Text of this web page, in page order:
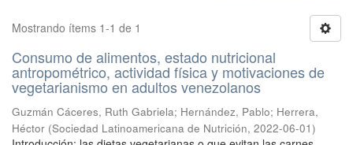
Mostrando ítems 1-1 de 1
Consumo de alimentos, estado nutricional
antropométrico, actividad física y motivaciones de
vegetarianismo en adultos venezolanos
Guzmán Cáceres, Ruth Gabriela; Hernández, Pablo; Herrera,
Héctor (Sociedad Latinoamericana de Nutrición, 2022-06-01)